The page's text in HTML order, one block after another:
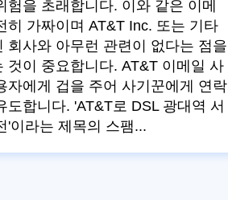
험을 초래합니다. 이와 같은 이메
히 가짜이며 AT&T Inc. 또는 기타
회사와 아무런 관련이 없다는 점을
것이 중요합니다. AT&T 이메일 사
자에게 겁을 주어 사기꾼에게 연락
도합니다. 'AT&T로 DSL 광대역 서
'이라는 제목의 스팸...